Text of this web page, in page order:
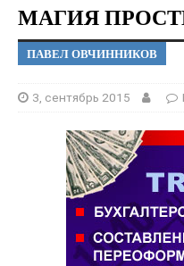
МАГИЯ
ПАВЕЛ ОВЧИННИКОВ
3, сентябрь 2015